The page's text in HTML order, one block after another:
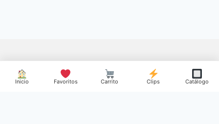
Inicio Favoritos Carrito Clips Catálogo